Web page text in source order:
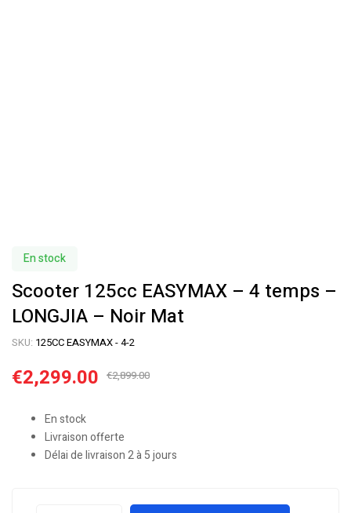
En stock
Scooter 125cc EASYMAX – 4 temps –
LONGJIA – Noir Mat
SKU: 125CC EASYMAX - 4-2
€2,899.00
€2,299.00
En stock
Livraison offerte
Délai de livraison 2 à 5 jours